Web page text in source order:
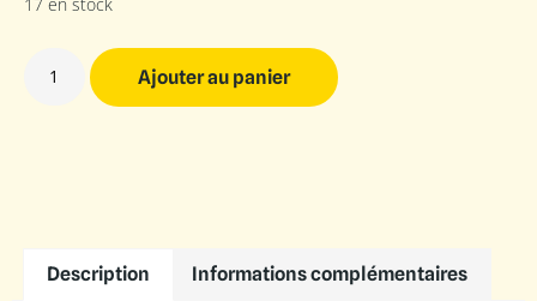
Ajouter au panier
Description Informations complémentaires